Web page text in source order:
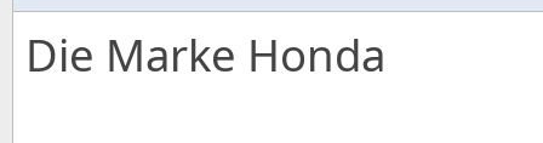
Die Marke Honda